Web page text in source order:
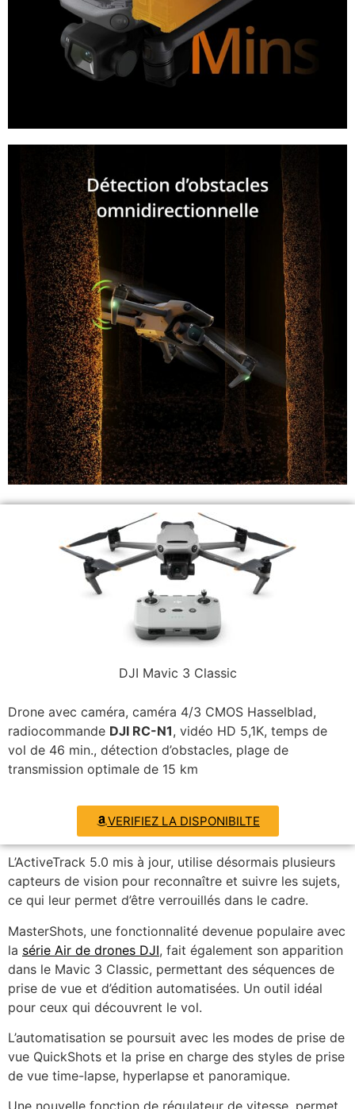
DJI Mavic 3 Classic
Drone avec caméra, caméra 4/3 CMOS Hasselblad,
radiocommande DJI RC-N1, vidéo HD 5,1K, temps de
vol de 46 min., détection d’obstacles, plage de
transmission optimale de 15 km
VERIFIEZ LA DISPONIBILTE
L’ActiveTrack 5.0 mis à jour, utilise désormais plusieurs
capteurs de vision pour reconnaître et suivre les sujets,
ce qui leur permet d’être verrouillés dans le cadre.
MasterShots, une fonctionnalité devenue populaire avec
la série Air de drones DJI, fait également son apparition
dans le Mavic 3 Classic, permettant des séquences de
prise de vue et d’édition automatisées. Un outil idéal
pour ceux qui découvrent le vol.
L’automatisation se poursuit avec les modes de prise de
vue QuickShots et la prise en charge des styles de prise
de vue time-lapse, hyperlapse et panoramique.